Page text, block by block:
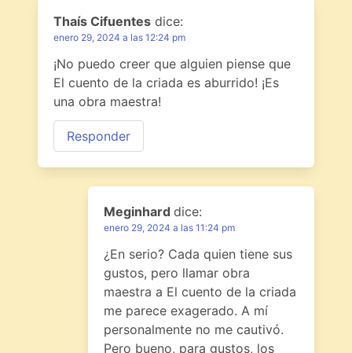
Thaís Cifuentes dice:
enero 29, 2024 a las 12:24 pm
¡No puedo creer que alguien piense que
El cuento de la criada es aburrido! ¡Es
una obra maestra!
Responder
Meginhard dice:
enero 29, 2024 a las 11:24 pm
¿En serio? Cada quien tiene sus
gustos, pero llamar obra
maestra a El cuento de la criada
me parece exagerado. A mí
personalmente no me cautivó.
Pero bueno, para gustos, los